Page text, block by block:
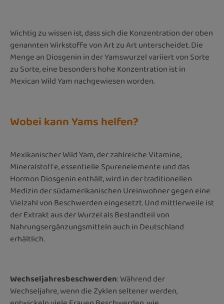
Wichtig zu wissen ist, dass sich die Konzentration der oben
genannten Wirkstoffe von Art zu Art unterscheidet. Die
Menge an Diosgenin in der Yamswurzel variiert von Sorte
zu Sorte, eine besonders hohe Konzentration ist in
Mexican Wild Yam nachgewiesen worden.
Wobei kann Yams helfen?
Mexikanischer Wild Yam, der zahlreiche Vitamine,
Mineralstoffe, essentielle Spurenelemente und das
Hormon Diosgenin enthält, wird in der traditionellen
Medizin der südamerikanischen Ureinwohner gegen eine
Vielzahl von Beschwerden eingesetzt. Und mittlerweile ist
der Extrakt aus der Wurzel als Bestandteil von
Nahrungsergänzungsmitteln auch in Deutschland
erhältlich.
Wechseljahresbeschwerden: Während der
Wechseljahre, wenn die Zyklen seltener werden,